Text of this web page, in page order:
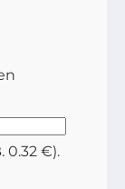
0.32 €).